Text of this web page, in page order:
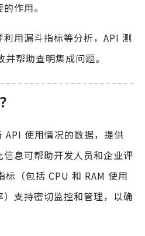
作用。
用漏斗指标等分析，API 测
帮助查明集成问题。
API 使用情况的数据，提供
息可帮助开发人员和企业评
（包括 CPU 和 RAM 使用
支持密切监控和管理，以确